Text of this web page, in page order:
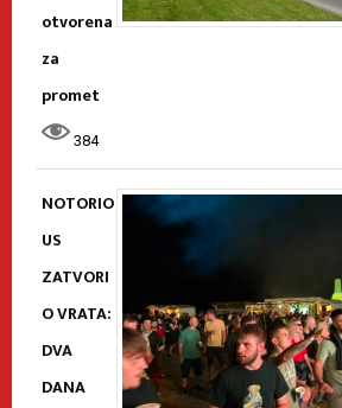
otvorena
za
promet
384
NOTORIO
US
ZATVORI
O VRATA:
DVA
DANA